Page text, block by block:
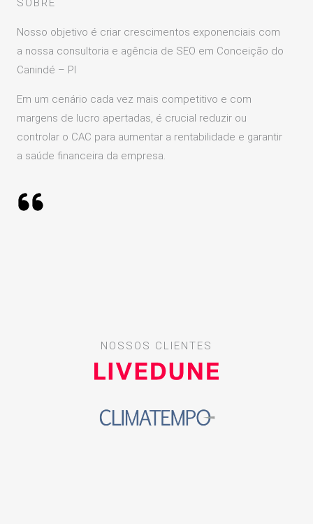
SOBRE
Nosso objetivo é criar crescimentos exponenciais com
a nossa consultoria e agência de SEO em Conceição do
Canindé – PI
Em um cenário cada vez mais competitivo e com
margens de lucro apertadas, é crucial reduzir ou
controlar o CAC para aumentar a rentabilidade e garantir
a saúde financeira da empresa.
NOSSOS CLIENTES